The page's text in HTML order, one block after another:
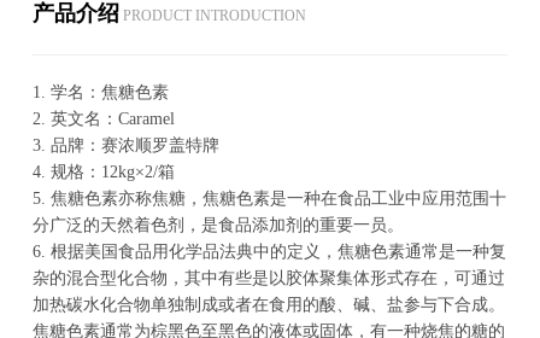
产品介绍 PROD­UCT IN­TRO­DUC­TION
1. 学名：焦糖色素
2. 英文名：Caramel
3. 品牌：赛浓顺罗盖特牌
4. 规格：12kg×2/箱
5. 焦糖色素亦称焦糖，焦糖色素是一种在食品工业中应用范围十
分广泛的天然着色剂，是食品添加剂的重要一员。
6. 根据美国食品用化学品法典中的定义，焦糖色素通常是一种复
杂的混合型化合物，其中有些是以胶体聚集体形式存在，可通过
加热碳水化合物单独制成或者在食用的酸、碱、盐参与下合成。
焦糖色素通常为棕黑色至黑色的液体或固体，有一种烧焦的糖的